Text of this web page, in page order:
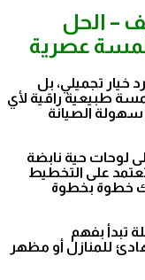
– الحل
عصرية
تجميلي، بل
طبيعية راقية لأي
سهولة الصيانة
لوحات حية نابضة
تعتمد على التخطيط
لك خطوة بخطوة
تبدأ بفهم
للمنازل أو مظهر